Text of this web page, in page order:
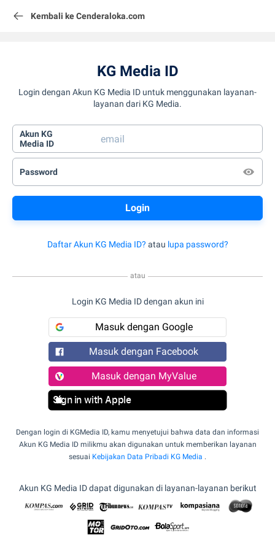
Kembali ke Cenderaloka.com
KG Media ID
Login dengan Akun KG Media ID untuk menggunakan layanan-
layanan dari KG Media.
Akun KG
Media ID
Password
Daftar Akun KG Media ID? atau lupa password?
atau
Login KG Media ID dengan akun ini
Masuk dengan Google
Masuk dengan Facebook
Masuk dengan MyValue
Sign in with Apple
Dengan login di KGMedia ID, kamu menyetujui bahwa data dan informasi
Akun KG Media ID milikmu akan digunakan untuk memberikan layanan
sesuai Kebijakan Data Pribadi KG Media .
Akun KG Media ID dapat digunakan di layanan-layanan berikut